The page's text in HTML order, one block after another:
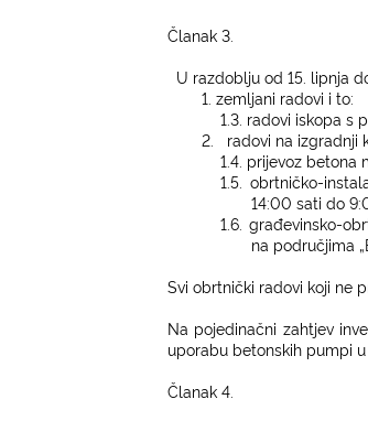
Članak 3.
U razdoblju od 15. lipnja
1. zemljani radovi i to:
1.3. radovi iskopa s
2.
radovi na izgradnji
1.4. prijevoz betona
1.5. obrtničko-instal
14:00 sati do
1.6. građevinsko-obr
na područjima „
Svi obrtnički radovi koji ne
Na pojedinačni zahtjev i
uporabu betonskih pumpi
Članak 4.